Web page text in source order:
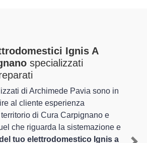
Ignis A
specializzati
di Archimede Pavia sono in
al cliente esperienza
di Cura Carpignano e
che riguarda la sistemazione e
tuo elettrodomestico Ignis a